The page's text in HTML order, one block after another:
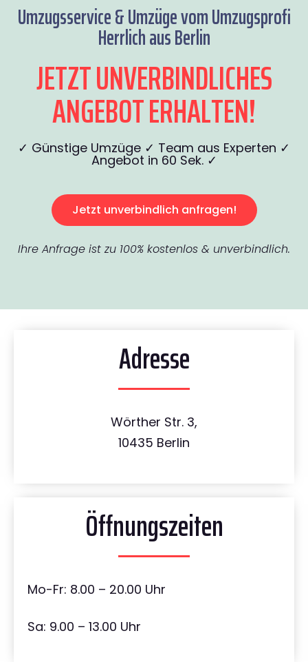
Umzugsservice & Umzüge vom Umzugsprofi
Herrlich aus Berlin
JETZT UNVERBINDLICHES
ANGEBOT ERHALTEN!
✓ Günstige Umzüge ✓ Team aus Experten ✓
Angebot in 60 Sek. ✓
Jetzt unverbindlich anfragen!
Ihre Anfrage ist zu 100% kostenlos & unverbindlich.
Adresse
Wörther Str. 3,
10435 Berlin
Öffnungszeiten
Mo-Fr: 8.00 – 20.00 Uhr
Sa: 9.00 – 13.00 Uhr